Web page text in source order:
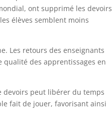
ont supprimé les devoirs
élèves semblent moins
Les retours des enseignants
des apprentissages en
devoirs peut libérer du temps
fait de jouer, favorisant ainsi